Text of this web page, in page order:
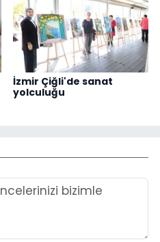
İzmir Çiğli'de sanat
yolculuğu